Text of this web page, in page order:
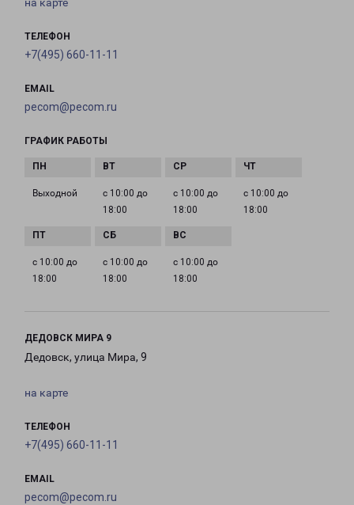
на карте
ТЕЛЕФОН
+7(495) 660-11-11
EMAIL
pecom@pecom.ru
ГРАФИК РАБОТЫ
Выходной
с 10:00 до
18:00
с 10:00 до
18:00
с 10:00 до
18:00
с 10:00 до
18:00
с 10:00 до
18:00
с 10:00 до
18:00
ДЕДОВСК МИРА 9
Дедовск, улица Мира, 9
на карте
ТЕЛЕФОН
+7(495) 660-11-11
EMAIL
pecom@pecom.ru